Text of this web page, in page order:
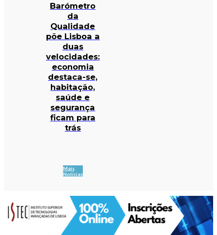
Barómetro
da
Qualidade
põe Lisboa a
duas
velocidades:
economia
destaca-se,
habitação,
saúde e
segurança
ficam para
trás
Mais
Notícias